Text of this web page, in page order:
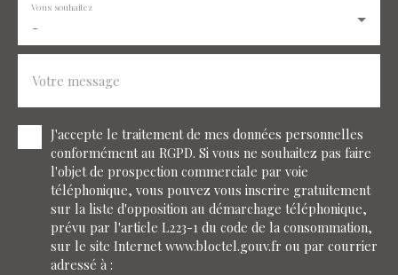
-
Vous souhaitez
Votre message
J'accepte le traitement de mes données personnelles
conformément au RGPD. Si vous ne souhaitez pas faire
l'objet de prospection commerciale par voie
téléphonique, vous pouvez vous inscrire gratuitement
sur la liste d'opposition au démarchage téléphonique,
prévu par l'article L223-1 du code de la consommation,
sur le site Internet www.bloctel.gouv.fr ou par courrier
adressé à :